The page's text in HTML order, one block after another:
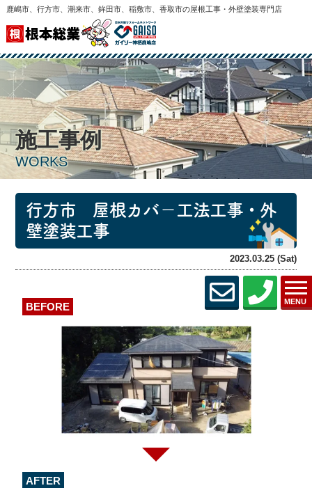
鹿嶋市、行方市、潮来市、鉾田市、稲敷市、香取市の屋根工事・外壁塗装専門店
MENU
施工事例
WORKS
行方市 屋根カバ－工法工事・外
壁塗装工事
2023.03.25 (Sat)
BEFORE
AFTER